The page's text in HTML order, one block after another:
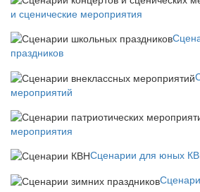
и сценические мероприятия
праздников
мероприятий
мероприятия
Сценарии для юных